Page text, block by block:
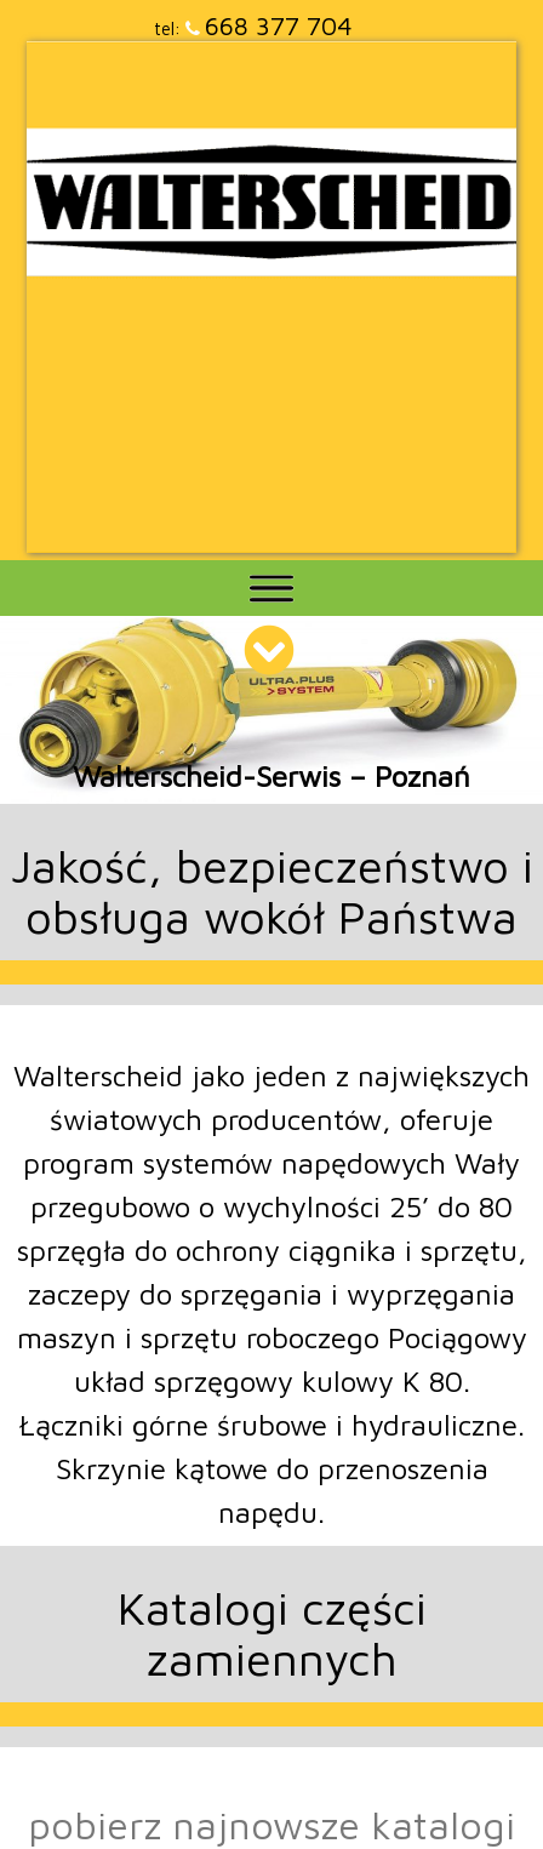
tel: 668 377 704
Walterscheid-Serwis – Poznań
Jakość, bezpieczeństwo i
obsługa wokół Państwa
Walterscheid jako jeden z największych
światowych producentów, oferuje
program systemów napędowych Wały
przegubowo o wychylności 25’ do 80
sprzęgła do ochrony ciągnika i sprzętu,
zaczepy do sprzęgania i wyprzęgania
maszyn i sprzętu roboczego Pociągowy
układ sprzęgowy kulowy K 80.
Łączniki górne śrubowe i hydrauliczne.
Skrzynie kątowe do przenoszenia
napędu.
Katalogi części
zamiennych
pobierz najnowsze katalogi